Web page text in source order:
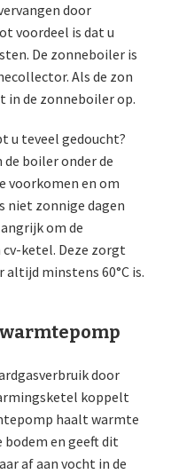
door
voordeel is dat u
De zonneboiler is
Als de zon
in de zonneboiler op.
u teveel gedoucht?
boiler onder de
voorkomen en om
niet zonnige dagen
om de
ketel. Deze zorgt
minstens 60°C is.
door
koppelt
haalt warmte
en geeft dit
af aan vocht in de